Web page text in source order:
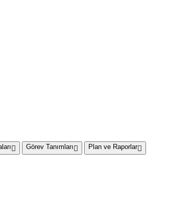
Görev Tanımları Plan ve Raporlar